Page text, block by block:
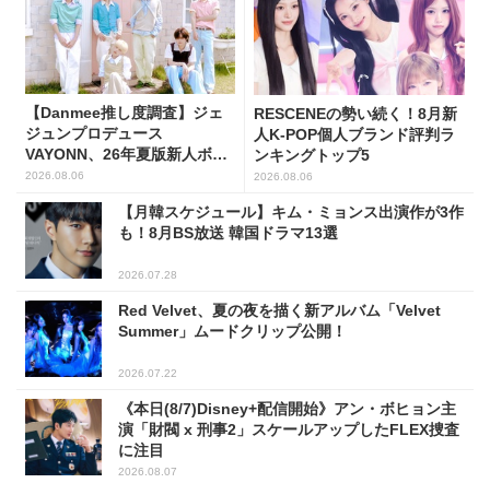
【Danmee推し度調査】ジェ
ジュンプロデュース
VAYONN、26年夏版新人ボー
イズグループ人気No.1に
2026.08.06
RESCENEの勢い続く！8月新
人K-POP個人ブランド評判ラ
ンキングトップ5
2026.08.06
【月韓スケジュール】キム・ミョンス出演作が3作
も！8月BS放送 韓国ドラマ13選
2026.07.28
Red Velvet、夏の夜を描く新アルバム「Velvet
Summer」ムードクリップ公開！
2026.07.22
《本日(8/7)Disney+配信開始》アン・ボヒョン主
演「財閥 x 刑事2」スケールアップしたFLEX捜査
に注目
2026.08.07